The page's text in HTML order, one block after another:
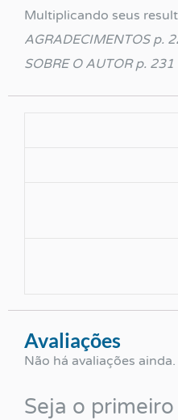
Multiplicando seus
AGRADECIMENTOS p.
SOBRE O AUTOR p. 231
Avaliações
Não há avaliações ainda.
Seja o primeiro